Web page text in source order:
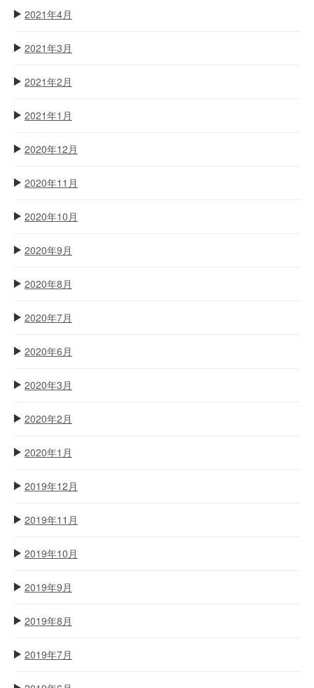
2021年4月
2021年3月
2021年2月
2021年1月
2020年12月
2020年11月
2020年10月
2020年9月
2020年8月
2020年7月
2020年6月
2020年3月
2020年2月
2020年1月
2019年12月
2019年11月
2019年10月
2019年9月
2019年8月
2019年7月